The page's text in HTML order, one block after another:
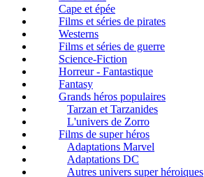
Cape et épée
Films et séries de pirates
Westerns
Films et séries de guerre
Science-Fiction
Horreur - Fantastique
Fantasy
Grands héros populaires
Tarzan et Tarzanides
L'univers de Zorro
Films de super héros
Adaptations Marvel
Adaptations DC
Autres univers super héroiques